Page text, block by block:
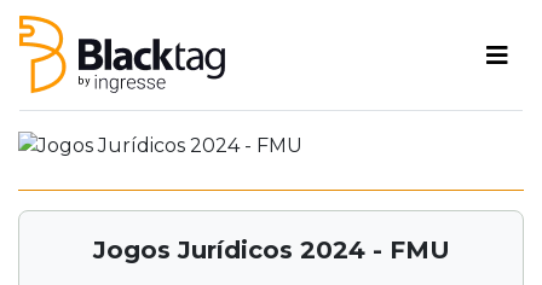
Jogos Jurídicos 2024 - FMU